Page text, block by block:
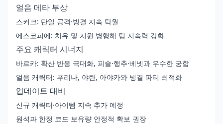
얼음 메타 부상
스커크: 단일 공격·빙결 지속 탁월
에스코피에: 치유 및 지원 병행해 팀 지속력 강화
주요 캐릭터 시너지
바르카: 확산 반응 극대화, 피슬·행추·베넷과 우수한 궁합
얼음 캐릭터: 푸리나, 야란, 아야카와 빙결 파티 최적화
업데이트 대비
신규 캐릭터·아이템 지속 추가 예정
원석과 한정 코드 보유량 안정적 확보 권장